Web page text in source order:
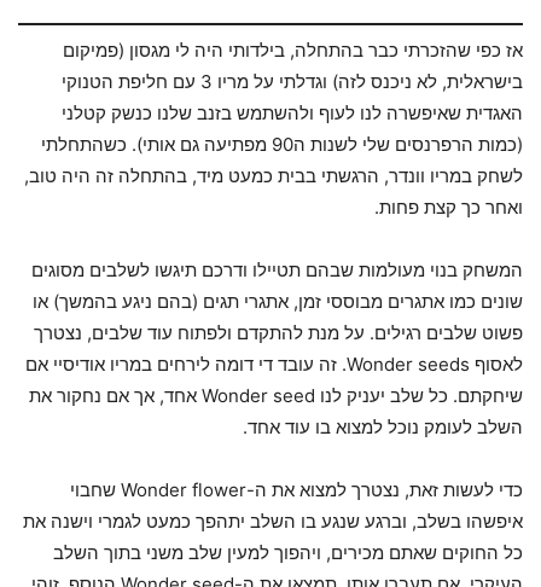
אז כפי שהזכרתי כבר בהתחלה, בילדותי היה לי מגסון (פמיקום
בישראלית, לא ניכנס לזה) וגדלתי על מריו 3 עם חליפת הטנוקי
האגדית שאיפשרה לנו לעוף ולהשתמש בזנב שלנו כנשק קטלני
(כמות הרפרנסים שלי לשנות ה90 מפתיעה גם אותי). כשהתחלתי
לשחק במריו וונדר, הרגשתי בבית כמעט מיד, בהתחלה זה היה טוב,
ואחר כך קצת פחות.
המשחק בנוי מעולמות שבהם תטיילו ודרכם תיגשו לשלבים מסוגים
שונים כמו אתגרים מבוססי זמן, אתגרי תגים (בהם ניגע בהמשך) או
פשוט שלבים רגילים. על מנת להתקדם ולפתוח עוד שלבים, נצטרך
לאסוף Wonder seeds. זה עובד די דומה לירחים במריו אודיסיי אם
שיחקתם. כל שלב יעניק לנו Wonder seed אחד, אך אם נחקור את
השלב לעומק נוכל למצוא בו עוד אחד.
כדי לעשות זאת, נצטרך למצוא את ה-Wonder flower שחבוי
איפשהו בשלב, וברגע שנגע בו השלב יתהפך כמעט לגמרי וישנה את
כל החוקים שאתם מכירים, ויהפוך למעין שלב משני בתוך השלב